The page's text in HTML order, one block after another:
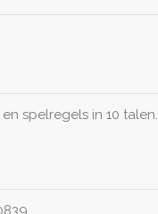
spelregels in 10 talen.